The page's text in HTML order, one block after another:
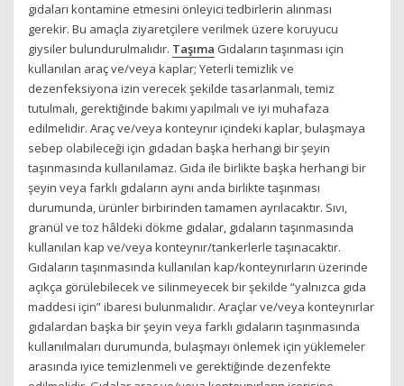
gıdaları kontamine etmesini önleyici tedbirlerin alınması
gerekir. Bu amaçla ziyaretçilere verilmek üzere koruyucu
giysiler bulundurulmalıdır. Taşıma Gıdaların taşınması için
kullanılan araç ve/veya kaplar; Yeterli temizlik ve
dezenfeksiyona izin verecek şekilde tasarlanmalı, temiz
tutulmalı, gerektiğinde bakımı yapılmalı ve iyi muhafaza
edilmelidir. Araç ve/veya konteynır içindeki kaplar, bulaşmaya
sebep olabileceği için gıdadan başka herhangi bir şeyin
taşınmasında kullanılamaz. Gıda ile birlikte başka herhangi bir
şeyin veya farklı gıdaların aynı anda birlikte taşınması
durumunda, ürünler birbirinden tamamen ayrılacaktır. Sıvı,
granül ve toz hâldeki dökme gıdalar, gıdaların taşınmasında
kullanılan kap ve/veya konteynır/tankerlerle taşınacaktır.
Gıdaların taşınmasında kullanılan kap/konteynırların üzerinde
açıkça görülebilecek ve silinmeyecek bir şekilde “yalnızca gıda
maddesi için” ibaresi bulunmalıdır. Araçlar ve/veya konteynırlar
gıdalardan başka bir şeyin veya farklı gıdaların taşınmasında
kullanılmaları durumunda, bulaşmayı önlemek için yüklemeler
arasında iyice temizlenmeli ve gerektiğinde dezenfekte